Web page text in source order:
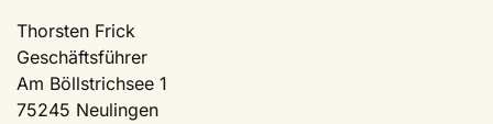
Thorsten Frick
Geschäftsführer
Am Böllstrichsee 1
75245 Neulingen